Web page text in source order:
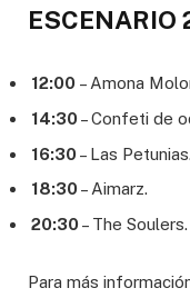
ESCENARIO
12:00 – Amona
14:30– Confeti de
16:30– Las Petunias.
18:30– Aimarz.
20:30– The Soulers.
Para más